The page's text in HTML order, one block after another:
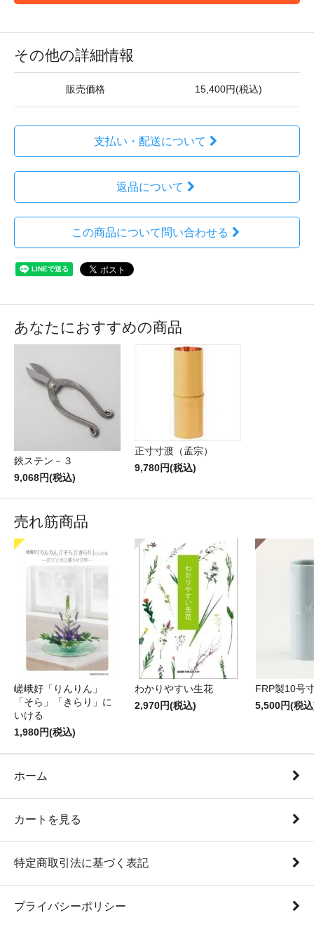
その他の詳細情報
販売価格 15,400円(税込)
支払い・配送について
返品について
この商品について問い合わせる
あなたにおすすめの商品
鋏ステン－３
9,068円(税込)
正寸寸渡（孟宗）
9,780円(税込)
売れ筋商品
嵯峨好「りんりん」
「そら」「きらり」に
いける
1,980円(税込)
わかりやすい生花
2,970円(税込)
FRP製10号
5,500円(税
ホーム
カートを見る
特定商取引法に基づく表記
プライバシーポリシー